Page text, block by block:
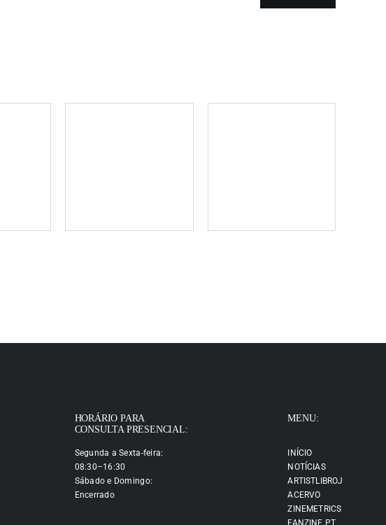
HORÁRIO PARA
CONSULTA PRESENCIAL:
Segunda a Sexta-feira:
08:30–16:30
Sábado e Domingo:
Encerrado
MENU:
INÍCIO
NOTÍCIAS
ARTISTLIBROJ
ACERVO
ZINEMETRICS